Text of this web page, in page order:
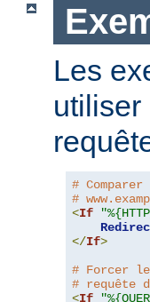
Les
#
#
<If
</If>
# Forcer
# requête
<If